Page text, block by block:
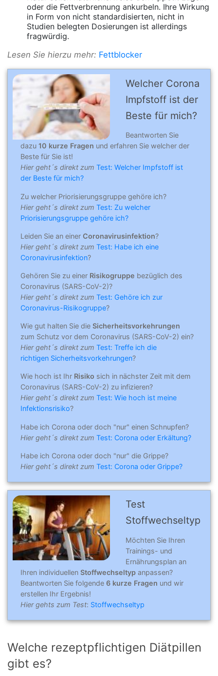
oder die Fettverbrennung ankurbeln. Ihre Wirkung
in Form von nicht standardisierten, nicht in
Studien belegten Dosierungen ist allerdings
fragwürdig.
Lesen Sie hierzu mehr: Fettblocker
Welcher Corona
Impfstoff ist der
Beste für mich?
Beantworten Sie
dazu 10 kurze Fragen und erfahren Sie welcher der
Beste für Sie ist!
Hier geht´s direkt zum Test: Welcher Impfstoff ist
der Beste für mich?
Zu welcher Priorisierungsgruppe gehöre ich?
Hier geht´s direkt zum Test: Zu welcher
Priorisierungsgruppe gehöre ich?
Leiden Sie an einer Coronavirusinfektion?
Hier geht´s direkt zum Test: Habe ich eine
Coronavirusinfektion?
Gehören Sie zu einer Risikogruppe bezüglich des
Coronavirus (SARS-CoV-2)?
Hier geht´s direkt zum Test: Gehöre ich zur
Coronavirus-Risikogruppe?
Wie gut halten Sie die Sicherheitsvorkehrungen
zum Schutz vor dem Coronavirus (SARS-CoV-2) ein?
Hier geht´s direkt zum Test: Treffe ich die
richtigen Sicherheitsvorkehrungen?
Wie hoch ist Ihr Risiko sich in nächster Zeit mit dem
Coronavirus (SARS-CoV-2) zu infizieren?
Hier geht´s direkt zum Test: Wie hoch ist meine
Infektionsrisiko?
Habe ich Corona oder doch "nur" einen Schnupfen?
Hier geht´s direkt zum Test: Corona oder Erkältung?
Habe ich Corona oder doch "nur" die Grippe?
Hier geht´s direkt zum Test: Corona oder Grippe?
Test
Stoffwechseltyp
Möchten Sie Ihren
Trainings- und
Ernährungsplan an
Ihren individuellen Stoffwechseltyp anpassen?
Beantworten Sie folgende 6 kurze Fragen und wir
erstellen Ihr Ergebnis!
Hier gehts zum Test: Stoffwechseltyp
Welche rezeptpflichtigen Diätpillen
gibt es?